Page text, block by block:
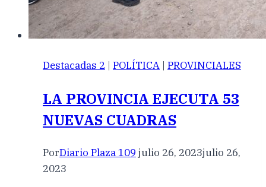
Destacadas 2 | POLÍTICA | PROVINCIALES
LA PROVINCIA EJECUTA 53
NUEVAS CUADRAS
PorDiario Plaza 109 julio 26, 2023julio 26,
2023